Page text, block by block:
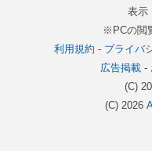
表示
※PCの閲
利用規約 - プライバ
広告掲載-
(C)
(C) 2026